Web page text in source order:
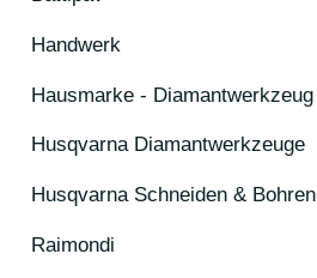
Handwerk
Hausmarke - Diamantwerkzeug
Husqvarna Diamantwerkzeuge
Husqvarna Schneiden & Bohren
Raimondi